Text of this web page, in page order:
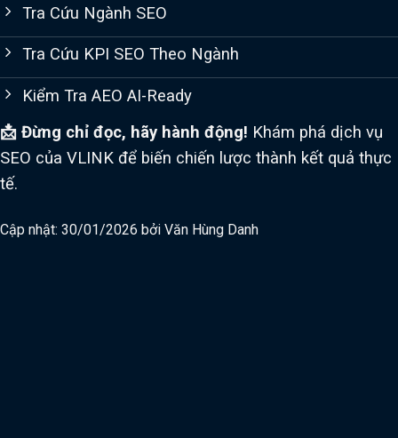
Tra Cứu Ngành SEO
Tra Cứu KPI SEO Theo Ngành
Kiểm Tra AEO AI-Ready
📩 Đừng chỉ đọc, hãy hành động! Khám phá dịch vụ
SEO của VLINK để biến chiến lược thành kết quả thực
tế.
Cập nhật: 30/01/2026 bởi Văn Hùng Danh